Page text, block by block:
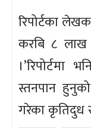
रिपोर्टका
करबि ८ लाख
स्तनपान
गरेका कृतिदुध